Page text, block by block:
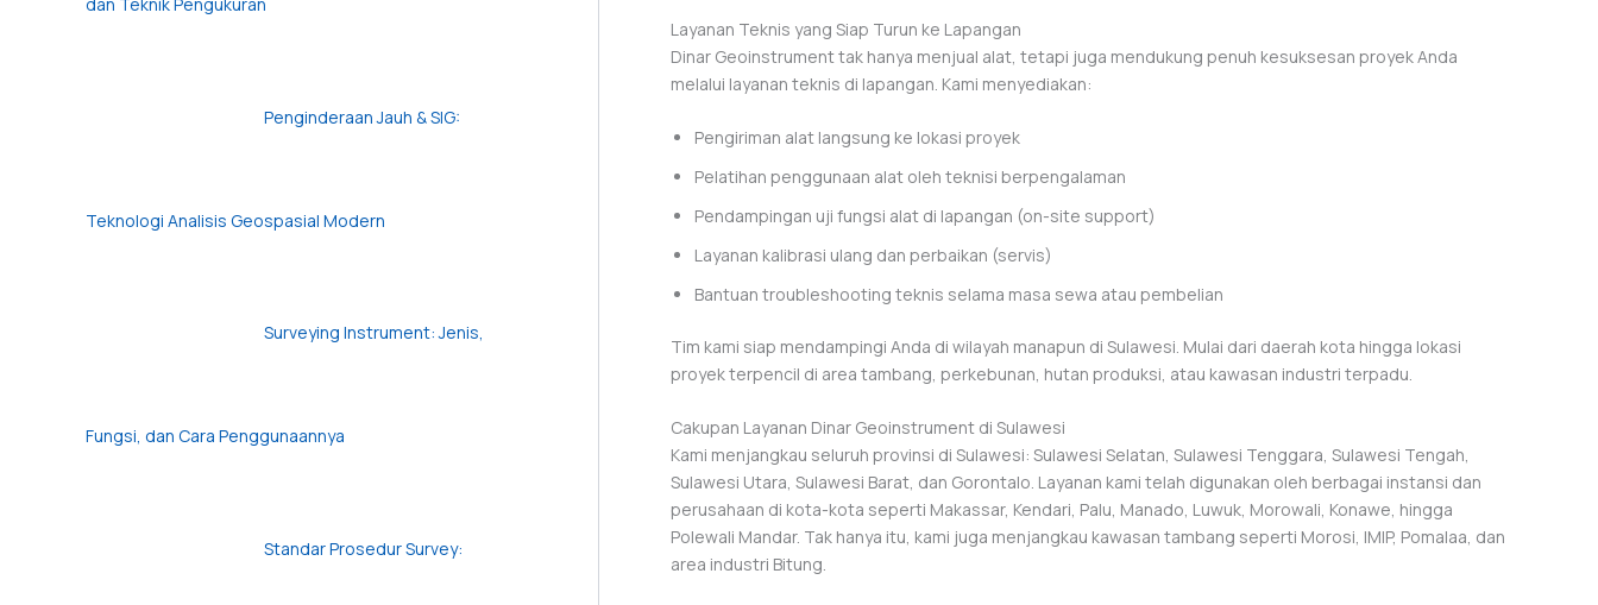
Penginderaan Jauh & SIG:
Teknologi Analisis Geospasial Modern
Surveying Instrument: Jenis,
Fungsi, dan Cara Penggunaannya
Standar Prosedur Survey:
Layanan Teknis yang Siap Turun ke Lapangan
Dinar Geoinstrument tak hanya menjual alat, tetapi juga mendukung penuh kesuksesan proyek Anda
melalui layanan teknis di lapangan. Kami menyediakan:
Pengiriman alat langsung ke lokasi proyek
Pelatihan penggunaan alat oleh teknisi berpengalaman
Pendampingan uji fungsi alat di lapangan (on-site support)
Layanan kalibrasi ulang dan perbaikan (servis)
Bantuan troubleshooting teknis selama masa sewa atau pembelian
Tim kami siap mendampingi Anda di wilayah manapun di Sulawesi. Mulai dari daerah kota hingga lokasi
proyek terpencil di area tambang, perkebunan, hutan produksi, atau kawasan industri terpadu.
Cakupan Layanan Dinar Geoinstrument di Sulawesi
Kami menjangkau seluruh provinsi di Sulawesi: Sulawesi Selatan, Sulawesi Tenggara, Sulawesi Tengah,
Sulawesi Utara, Sulawesi Barat, dan Gorontalo. Layanan kami telah digunakan oleh berbagai instansi dan
perusahaan di kota-kota seperti Makassar, Kendari, Palu, Manado, Luwuk, Morowali, Konawe, hingga
Polewali Mandar. Tak hanya itu, kami juga menjangkau kawasan tambang seperti Morosi, IMIP, Pomalaa, dan
area industri Bitung.